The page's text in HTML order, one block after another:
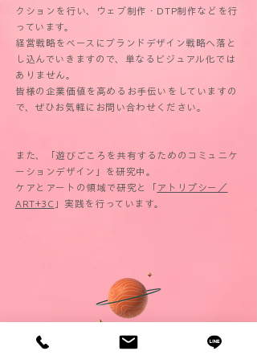
クションを行い、ウェブ制作・DTP制作などを行
っています。
経営戦略をベースにブランドデザイン戦略へ落と
し込んでいきますので、単なるビジュアル化では
ありません。
皆様の企業価値を高めるお手伝いをしていますの
で、ぜひお気軽にお問い合わせください。
また、「遊びごころを共有するためのコミュニケ
ーションデザイン」を研究中。
​ケアとアートの領域で研究と「アトリプシー／
ART+3C 」実践を行っています。